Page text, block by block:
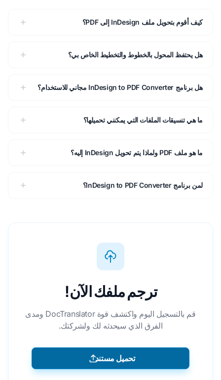
كيف أقوم بتحويل ملف InDesign إلى PDF؟
هل يحتفظ المحول بالخطوط والتخطيط الخاص بي؟
هل برنامج InDesign to PDF Converter مجاني للاستخدام؟
ما هي تنسيقات الملفات التي يمكنني تحميلها؟
ما هو ملف PDF ولماذا يتم تحويل InDesign إليه؟
لمن برنامج InDesign to PDF Converter؟
ترجم ملفك الآن!
قم بالتسجيل اليوم واكتشف قوة DocTranslator ومدى
الفرق الذي سيحدثه لك ولشركتك.
تحميل مستند